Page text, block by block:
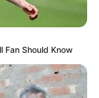
Fan Should Know